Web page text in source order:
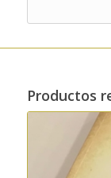
Productos